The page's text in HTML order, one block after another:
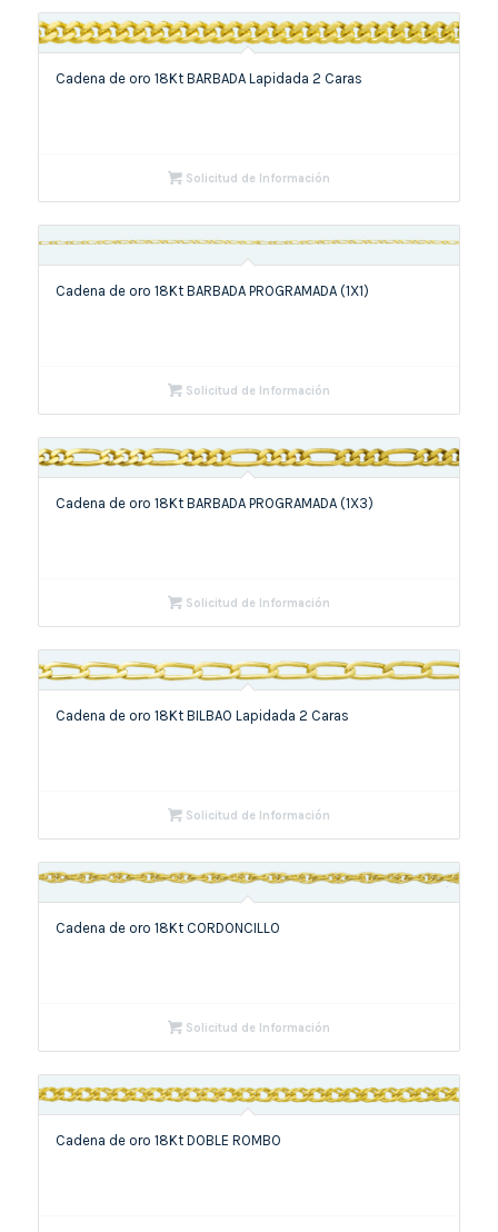
Cadena de oro 18Kt BARBADA Lapidada 2 Caras
Solicitud de Información
Cadena de oro 18Kt BARBADA PROGRAMADA (1X1)
Solicitud de Información
Cadena de oro 18Kt BARBADA PROGRAMADA (1X3)
Solicitud de Información
Cadena de oro 18Kt BILBAO Lapidada 2 Caras
Solicitud de Información
Cadena de oro 18Kt CORDONCILLO
Solicitud de Información
Cadena de oro 18Kt DOBLE ROMBO